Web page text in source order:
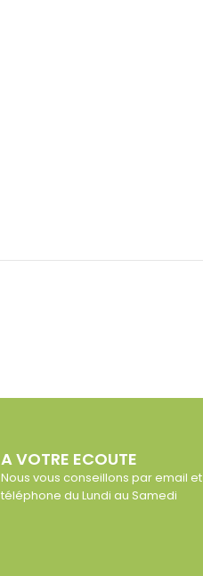
A VOTRE ECOUTE
Nous vous conseillons par email et
téléphone du Lundi au Samedi